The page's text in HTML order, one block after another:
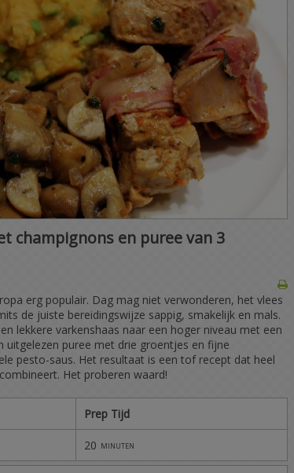
champignons en puree van 3
erg populair. Dag mag niet verwonderen, het vlees
de juiste bereidingswijze sappig, smakelijk en mals.
lekkere varkenshaas naar een hoger niveau met een
uitgelezen puree met drie groentjes en fijne
pesto-saus. Het resultaat is een tof recept dat heel
Het proberen waard!
Prep Tijd
20 minuten